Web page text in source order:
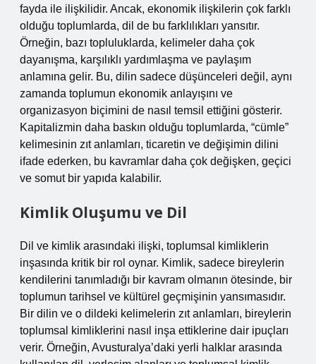
fayda ile ilişkilidir. Ancak, ekonomik ilişkilerin çok farklı
olduğu toplumlarda, dil de bu farklılıkları yansıtır.
Örneğin, bazı topluluklarda, kelimeler daha çok
dayanışma, karşılıklı yardımlaşma ve paylaşım
anlamına gelir. Bu, dilin sadece düşünceleri değil, aynı
zamanda toplumun ekonomik anlayışını ve
organizasyon biçimini de nasıl temsil ettiğini gösterir.
Kapitalizmin daha baskın olduğu toplumlarda, “cümle”
kelimesinin zıt anlamları, ticaretin ve değişimin dilini
ifade ederken, bu kavramlar daha çok değişken, geçici
ve somut bir yapıda kalabilir.
Kimlik Oluşumu ve Dil
Dil ve kimlik arasındaki ilişki, toplumsal kimliklerin
inşasında kritik bir rol oynar. Kimlik, sadece bireylerin
kendilerini tanımladığı bir kavram olmanın ötesinde, bir
toplumun tarihsel ve kültürel geçmişinin yansımasıdır.
Bir dilin ve o dildeki kelimelerin zıt anlamları, bireylerin
toplumsal kimliklerini nasıl inşa ettiklerine dair ipuçları
verir. Örneğin, Avusturalya’daki yerli halklar arasında